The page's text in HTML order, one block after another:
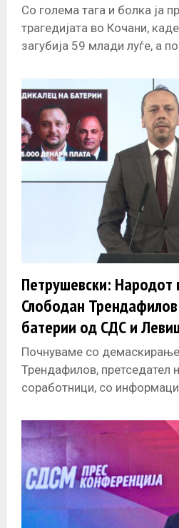
Кочани
Со голема тага и болка ја
трагедијата во Кочани,
загубија 59 млади луѓе, а
Петрушевски:
Слободан
батерии од СДС и
75.000 денари
Почнуваме со
Трендафилов, претседател
соработници, со